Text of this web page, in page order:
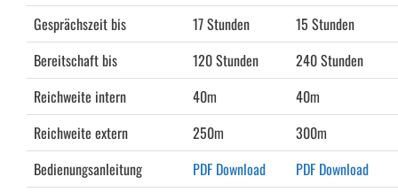
Gesprächszeit bis
17 Stunden
15 Stunden
Bereitschaft bis
120 Stunden
240 Stunden
Reichweite intern
40m
40m
Reichweite extern
250m
300m
Bedienungsanleitung
PDF Download
PDF Download